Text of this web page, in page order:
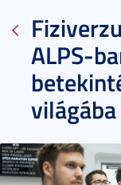
ALPS-
világába